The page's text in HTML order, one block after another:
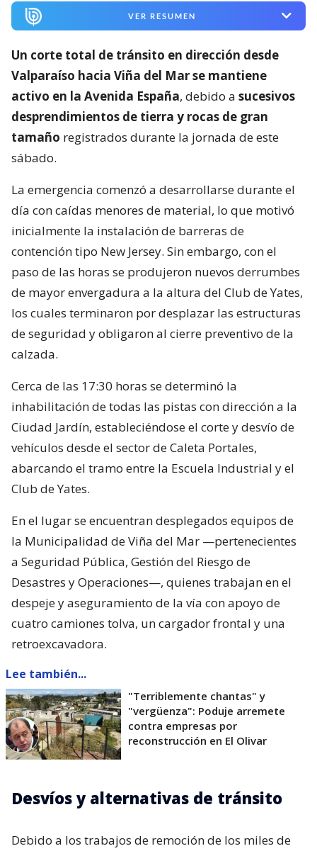
VER RESUMEN
Un corte total de tránsito en dirección desde
Valparaíso hacia Viña del Mar se mantiene
activo en la Avenida España, debido a sucesivos
desprendimientos de tierra y rocas de gran
tamaño registrados durante la jornada de este
sábado.
La emergencia comenzó a desarrollarse durante el
día con caídas menores de material, lo que motivó
inicialmente la instalación de barreras de
contención tipo New Jersey. Sin embargo, con el
paso de las horas se produjeron nuevos derrumbes
de mayor envergadura a la altura del Club de Yates,
los cuales terminaron por desplazar las estructuras
de seguridad y obligaron al cierre preventivo de la
calzada.
Cerca de las 17:30 horas se determinó la
inhabilitación de todas las pistas con dirección a la
Ciudad Jardín, estableciéndose el corte y desvío de
vehículos desde el sector de Caleta Portales,
abarcando el tramo entre la Escuela Industrial y el
Club de Yates.
En el lugar se encuentran desplegados equipos de
la Municipalidad de Viña del Mar —pertenecientes
a Seguridad Pública, Gestión del Riesgo de
Desastres y Operaciones—, quienes trabajan en el
despeje y aseguramiento de la vía con apoyo de
cuatro camiones tolva, un cargador frontal y una
retroexcavadora.
Lee también...
"Terriblemente chantas" y
"vergüenza": Poduje arremete
contra empresas por
reconstrucción en El Olivar
Desvíos y alternativas de tránsito
Debido a los trabajos de remoción de los miles de